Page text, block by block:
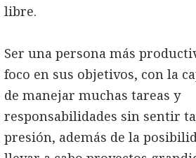
libre.
Ser una persona más
foco en sus objetivos, con la
de manejar muchas tareas y
responsabilidades sin sentir
presión, además de la